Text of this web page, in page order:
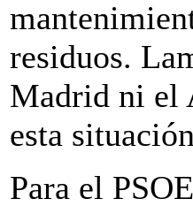
residuos.
Madrid ni el
esta
Para el